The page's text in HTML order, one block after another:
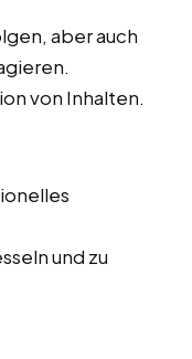
aber auch
von Inhalten.
und zu